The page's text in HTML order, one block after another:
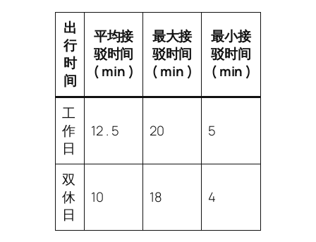
出
行
时
间
平均接
驳时间
( min )
最大接
驳时间
( min )
最小接
驳时间
( min )
工
作
日
12 . 5 20 5
双
休
日
10 18 4